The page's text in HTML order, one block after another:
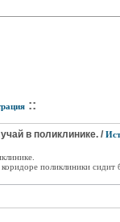
::
в поликлинике. /
поликлиники сидит